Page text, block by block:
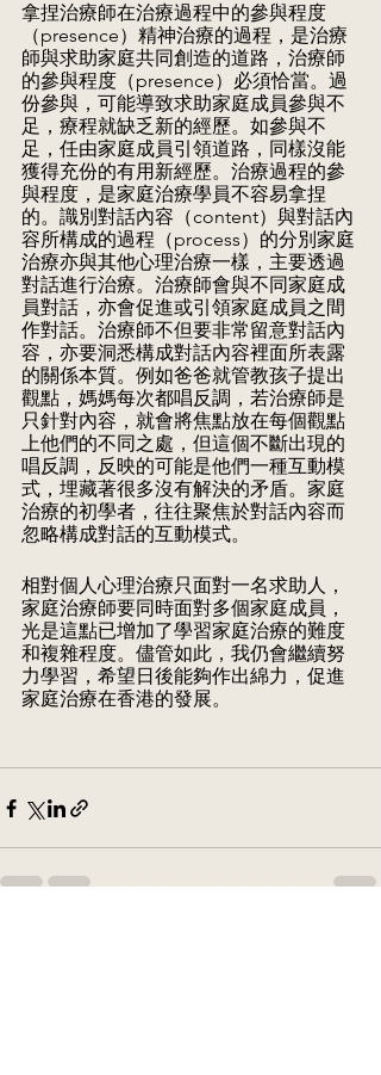
拿捏治療師在治療過程中的參與程度
（presence）精神治療的過程，是治療
師與求助家庭共同創造的道路，治療師
的參與程度（presence）必須恰當。過
份參與，可能導致求助家庭成員參與不
足，療程就缺乏新的經歷。如參與不
足，任由家庭成員引領道路，同樣沒能
獲得充份的有用新經歷。治療過程的參
與程度，是家庭治療學員不容易拿捏
的。識別對話內容（content）與對話內
容所構成的過程（process）的分別家庭
治療亦與其他心理治療一樣，主要透過
對話進行治療。治療師會與不同家庭成
員對話，亦會促進或引領家庭成員之間
作對話。治療師不但要非常留意對話內
容，亦要洞悉構成對話內容裡面所表露
的關係本質。例如爸爸就管教孩子提出
觀點，媽媽每次都唱反調，若治療師是
只針對內容，就會將焦點放在每個觀點
上他們的不同之處，但這個不斷出現的
唱反調，反映的可能是他們一種互動模
式，埋藏著很多沒有解決的矛盾。家庭
治療的初學者，往往聚焦於對話內容而
忽略構成對話的互動模式。
相對個人心理治療只面對一名求助人，
家庭治療師要同時面對多個家庭成員，
光是這點已增加了學習家庭治療的難度
和複雜程度。儘管如此，我仍會繼續努
力學習，希望日後能夠作出綿力，促進
家庭治療在香港的發展。